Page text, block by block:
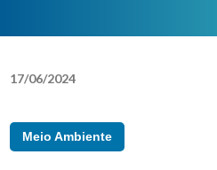
17/06/2024
Meio Ambiente